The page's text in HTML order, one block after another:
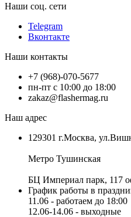
Наши соц. сети
Telegram
Вконтакте
Наши контакты
+7 (968)-070-5677
пн-пт с 10:00 до 18:00
zakaz@flashermag.ru
Наш адрес
129301 г.Москва,
Метро Тушинская
БЦ Империал парк, 117
График работы в
11.06 - работаем до 18:00
12.06-14.06 - выходные